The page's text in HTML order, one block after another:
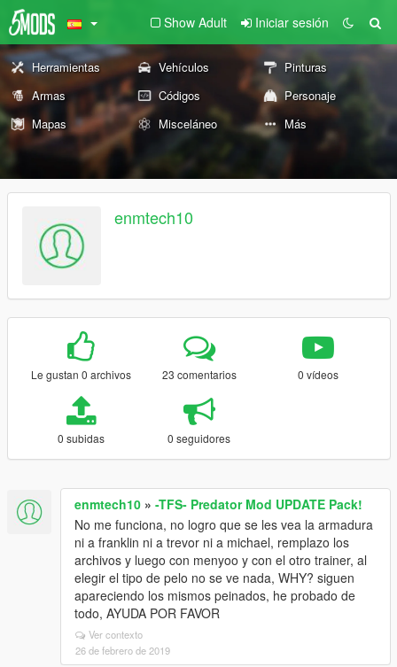
Show Adult Iniciar sesión
Herramientas Vehículos
Pinturas
Armas
Códigos
Personaje
Mapas
Misceláneo Más
enmtech10
Le gustan 0 archivos 23 comentarios 0 vídeos
0 subidas 0 seguidores
enmtech10 » -TFS- Predator Mod UPDATE Pack!
No me funciona, no logro que se les vea la armadura
ni a franklin ni a trevor ni a michael, remplazo los
archivos y luego con menyoo y con el otro trainer, al
elegir el tipo de pelo no se ve nada, WHY? siguen
apareciendo los mismos peinados, he probado de
todo, AYUDA POR FAVOR
Ver contexto
26 de febrero de 2019